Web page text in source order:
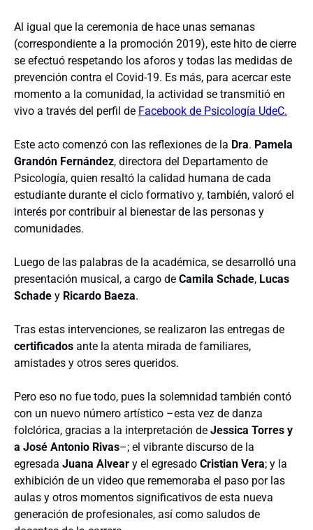
Al igual que la ceremonia de hace unas semanas
(correspondiente a la promoción 2019), este hito de cierre
se efectuó respetando los aforos y todas las medidas de
prevención contra el Covid-19. Es más, para acercar este
momento a la comunidad, la actividad se transmitió en
vivo a través del perfil de Facebook de Psicología UdeC.
Este acto comenzó con las reflexiones de la Dra. Pamela
Grandón Fernández, directora del Departamento de
Psicología, quien resaltó la calidad humana de cada
estudiante durante el ciclo formativo y, también, valoró el
interés por contribuir al bienestar de las personas y
comunidades.
Luego de las palabras de la académica, se desarrolló una
presentación musical, a cargo de Camila Schade, Lucas
Schade y Ricardo Baeza.
Tras estas intervenciones, se realizaron las entregas de
certificados ante la atenta mirada de familiares,
amistades y otros seres queridos.
Pero eso no fue todo, pues la solemnidad también contó
con un nuevo número artístico –esta vez de danza
folclórica, gracias a la interpretación de Jessica Torres y
a José Antonio Rivas–; el vibrante discurso de la
egresada Juana Alvear y el egresado Cristian Vera; y la
exhibición de un video que rememoraba el paso por las
aulas y otros momentos significativos de esta nueva
generación de profesionales, así como saludos de